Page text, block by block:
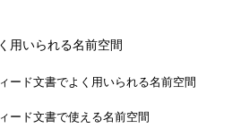
用いられる名前空間
ード文書でよく用いられる名前空間
ード文書で使える名前空間